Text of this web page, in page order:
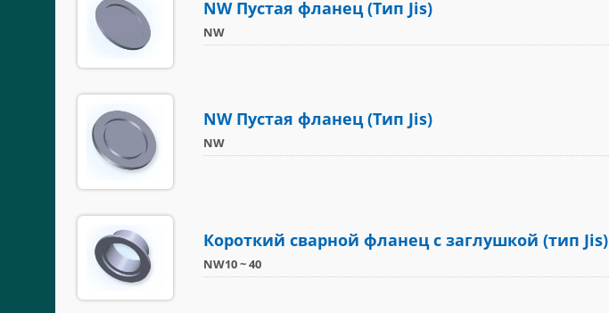
NW Пустая фланец (Тип Jis)
NW
NW Пустая фланец (Тип Jis)
NW
Короткий сварной фланец с заглушкой (тип Jis)
NW10 ~ 40